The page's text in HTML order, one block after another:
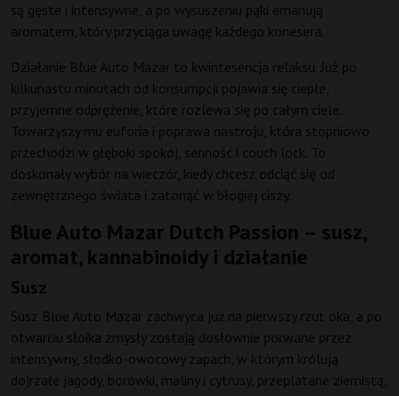
są gęste i intensywne, a po wysuszeniu pąki emanują
aromatem, który przyciąga uwagę każdego konesera.
Działanie Blue Auto Mazar to kwintesencja relaksu. Już po
kilkunastu minutach od konsumpcji pojawia się ciepłe,
przyjemne odprężenie, które rozlewa się po całym ciele.
Towarzyszy mu euforia i poprawa nastroju, która stopniowo
przechodzi w głęboki spokój, senność i couch lock. To
doskonały wybór na wieczór, kiedy chcesz odciąć się od
zewnętrznego świata i zatonąć w błogiej ciszy.
Blue Auto Mazar Dutch Passion – susz,
aromat, kannabinoidy i działanie
Susz
Susz Blue Auto Mazar zachwyca już na pierwszy rzut oka, a po
otwarciu słoika zmysły zostają dosłownie porwane przez
intensywny, słodko-owocowy zapach, w którym królują
dojrzałe jagody, borówki, maliny i cytrusy, przeplatane ziemistą,